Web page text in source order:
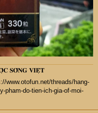
𝐒𝐎̂́𝐍𝐆 𝐕𝐈𝐄̣̂𝐓
www.otofun.net/threads/hang-
pham-do-tien-ich-gia-of-moi-